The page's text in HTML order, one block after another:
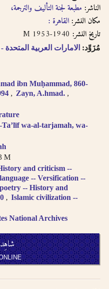
حاول البحث عن مكان النشر
باستخدام طرق مختلفة من
الترجمة الصوتية.
حاول البحث عن مكان النشر
الإنجليزية.
حاول البحث عن الموضوع
الترجمة الصوتية أو باللغة
التعريف أو بدونها
لا تستعمل الحركة على الحرف
الأخير من الكلمة في الترجمة
الصوتية باستثناء حالة التنوين
بالفتحتين
ibn Muḥammad, 860-
Zayn, A.hmad.
wa-al-tarjamah, wa-
M
and criticism --
-- Versification --
-- History and
Islamic civilization --
National Archives
الناشر: مطبعة لجنة التأليف والترجمة،
مكان النشر: القاهرة :
تاريخ النشر:
مُزَوِّد: الامارات العربية